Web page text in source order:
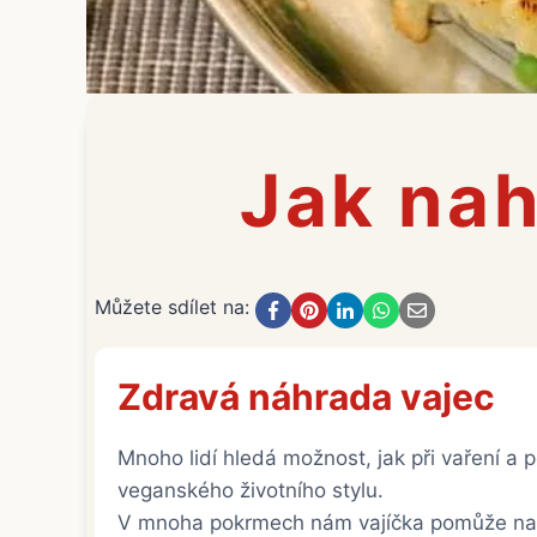
Jak
Můžete sdílet na:
Zdravá náhrada vajec
Mnoho lidí hledá možnost, jak při vaření a
veganského životního stylu.
V mnoha pokrmech nám vajíčka pomůže